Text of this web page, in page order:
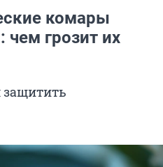
комары
чем грозит их
защитить